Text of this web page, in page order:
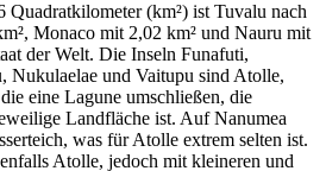
Quadratkilometer (km²) ist Tuvalu nach
Monaco mit 2,02 km² und Nauru mit
der Welt. Die Inseln Funafuti,
Nukulaelae und Vaitupu sind Atolle,
eine Lagune umschließen, die
Landfläche ist. Auf Nanumea
was für Atolle extrem selten ist.
Atolle, jedoch mit kleineren und